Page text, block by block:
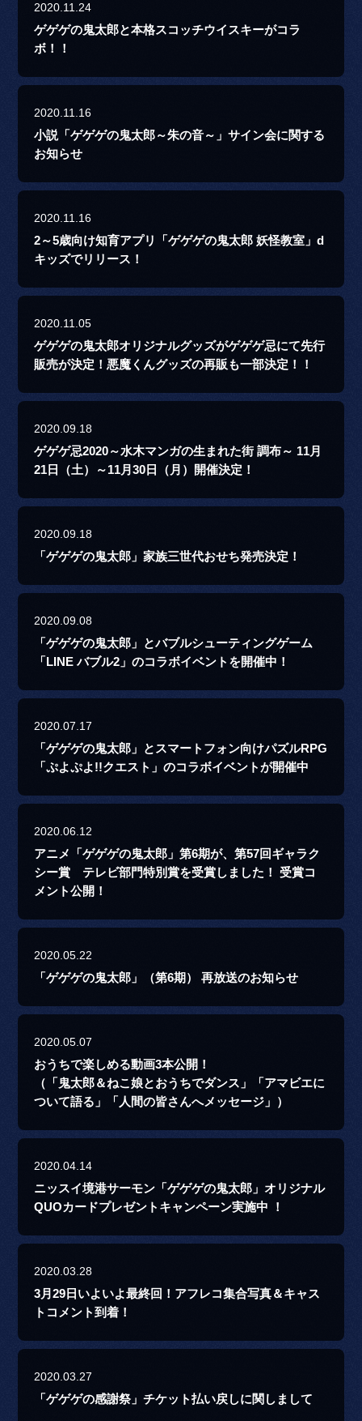
2020.11.24
ゲゲゲの鬼太郎と本格スコッチウイスキーがコラ
ボ！！
2020.11.16
小説「ゲゲゲの鬼太郎～朱の音～」サイン会に関する
お知らせ
2020.11.16
2～5歳向け知育アプリ「ゲゲゲの鬼太郎 妖怪教室」d
キッズでリリース！
2020.11.05
ゲゲゲの鬼太郎オリジナルグッズがゲゲゲ忌にて先行
販売が決定！悪魔くんグッズの再販も一部決定！！
2020.09.18
ゲゲゲ忌2020～水木マンガの生まれた街 調布～ 11月
21日（土）～11月30日（月）開催決定！
2020.09.18
「ゲゲゲの鬼太郎」家族三世代おせち発売決定！
2020.09.08
「ゲゲゲの鬼太郎」とバブルシューティングゲーム
「LINE バブル2」のコラボイベントを開催中！
2020.07.17
「ゲゲゲの鬼太郎」とスマートフォン向けパズルRPG
「ぷよぷよ!!クエスト」のコラボイベントが開催中
2020.06.12
アニメ「ゲゲゲの鬼太郎」第6期が、第57回ギャラク
シー賞 テレビ部門特別賞を受賞しました！ 受賞コ
メント公開！
2020.05.22
「ゲゲゲの鬼太郎」（第6期） 再放送のお知らせ
2020.05.07
おうちで楽しめる動画3本公開！
（「鬼太郎＆ねこ娘とおうちでダンス」「アマビエに
ついて語る」「人間の皆さんへメッセージ」）
2020.04.14
ニッスイ境港サーモン「ゲゲゲの鬼太郎」オリジナル
QUOカードプレゼントキャンペーン実施中 ！
2020.03.28
3月29日いよいよ最終回！アフレコ集合写真＆キャス
トコメント到着！
2020.03.27
「ゲゲゲの感謝祭」チケット払い戻しに関しまして